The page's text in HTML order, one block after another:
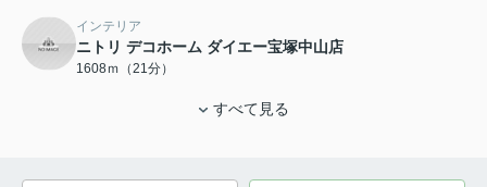
インテリア
ニトリ デコホーム ダイエー宝塚中山店
1608ｍ（21分）
すべて見る